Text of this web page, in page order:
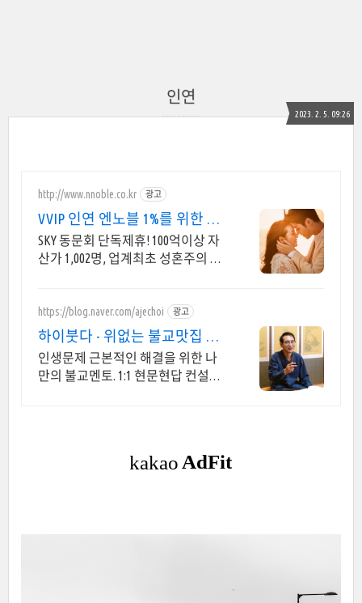
인연
2023. 2. 5. 09:26
http://www.nnoble.co.kr 광고
VVIP 인연 엔노블 1%를 위한 상
류층 결정사
SKY 동문회 단독제휴! 100억이상 자
산가 1,002명, 업계최초 성혼주의 시
장관대상 2회수상
https://blog.naver.com/ajechoi 광고
하이붓다 - 위없는 불교맛집 지
공선사TV 유튜브 운영
인생문제 근본적인 해결을 위한 나
만의 불교멘토. 1:1 현문현답 컨설팅